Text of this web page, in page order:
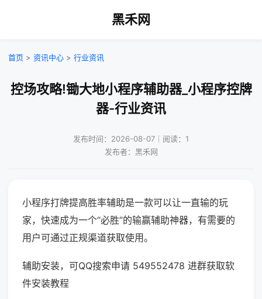
黑禾网
首页 > 资讯中心 > 行业资讯
控场攻略!锄大地小程序辅助器_小程序控牌
器-行业资讯
发布时间：2026-08-07｜阅读：1
发布者：黑禾网
小程序打牌提高胜率辅助是一款可以让一直输的玩
家，快速成为一个“必胜”的输赢辅助神器，有需要的
用户可通过正规渠道获取使用。
辅助安装，可QQ搜索申请 549552478 进群获取软
件安装教程